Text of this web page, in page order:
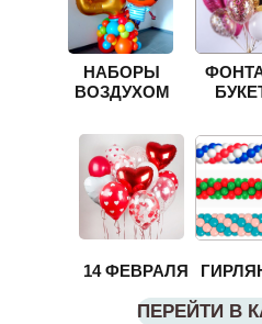
ПЕРЕЙТИ В
14 ФЕВРАЛЯ
НАБОРЫ
ВОЗДУХОМ